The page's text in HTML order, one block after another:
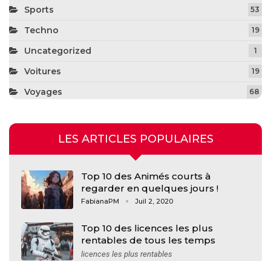
Sports 53
Techno 19
Uncategorized 1
Voitures 19
Voyages 68
LES ARTICLES POPULAIRES
Top 10 des Animés courts à
regarder en quelques jours !
FabianaPM Juil 2, 2020
Top 10 des licences les plus
rentables de tous les temps
licences les plus rentables